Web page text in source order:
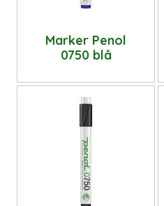
Marker Penol
0750 blå